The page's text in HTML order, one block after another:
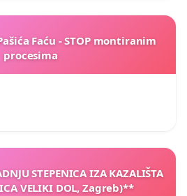
Faću - STOP montiranim
procesima
STEPENICA IZA KAZALIŠTA
VELIKI DOL, Zagreb)**